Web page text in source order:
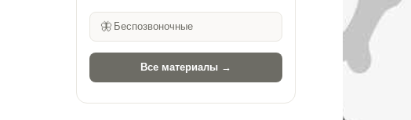
🦋 Беспозвоночные
Все материалы →